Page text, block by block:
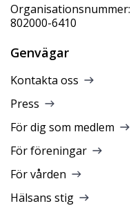
Organisationsnummer:
802000-6410
Genvägar
Kontakta oss
Press
För dig som medlem
För föreningar
För vården
Hälsans stig